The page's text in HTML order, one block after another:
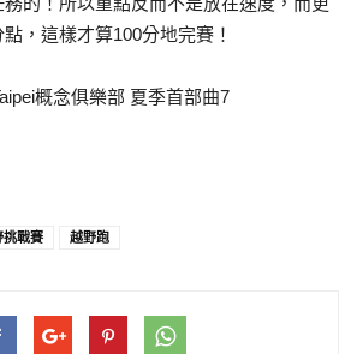
，這樣才算100分地完賽！
挑戰賽 越野跑